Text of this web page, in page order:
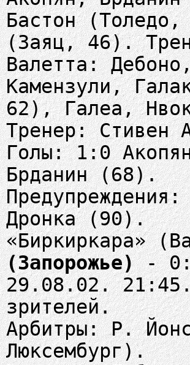
Бастон (Толедо,
(Заяц, 46).
Валетта:
Камензули,
62), Галеа,
Тренер: Стивен
Голы: 1:0
Брданин (68).
Дронка (90).
«Биркиркара»
(Запорожье)-
29.08.02.
зрителей.
Арбитры: Р.
Люксембург).